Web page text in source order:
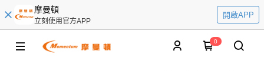
摩曼頓
立刻使用官方APP
開啟APP
0